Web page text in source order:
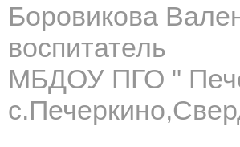
Боровикова
воспитатель
МБДОУ ПГО "